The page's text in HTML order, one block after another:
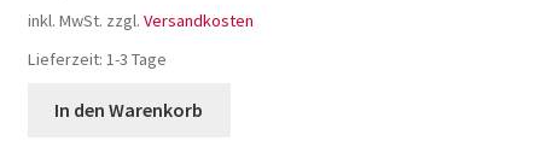
inkl. MwSt. zzgl. Versandkosten
Lieferzeit: 1-3 Tage
In den Warenkorb